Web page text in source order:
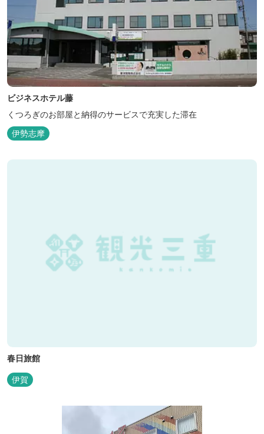
ビジネスホテル藤
くつろぎのお部屋と納得のサービスで充実した滞在
伊勢志摩
春日旅館
伊賀